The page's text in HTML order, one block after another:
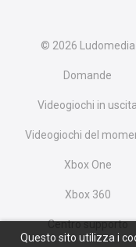
© 2026 Ludomedia
Domande
Videogiochi in uscita
Videogiochi del
Xbox One
Xbox 360
Centro supporto
Questo sito utilizza i